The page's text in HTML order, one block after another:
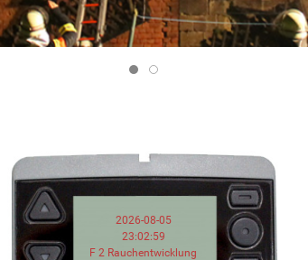
2026-08-05
23:02:59
F 2 Rauchentwicklung